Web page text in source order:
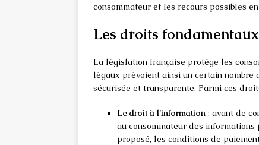
consommateur et les recours possibles
Les droits
La législation française protège les
légaux prévoient ainsi un certain nombre
sécurisée et transparente. Parmi ces
Le droit à l’information : avant de
au consommateur des
proposé, les conditions de